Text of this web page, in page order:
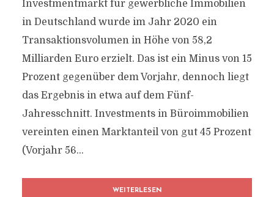
Investmentmarkt für gewerbliche Immobilien
in Deutschland wurde im Jahr 2020 ein
Transaktionsvolumen in Höhe von 58,2
Milliarden Euro erzielt. Das ist ein Minus von 15
Prozent gegenüber dem Vorjahr, dennoch liegt
das Ergebnis in etwa auf dem Fünf-
Jahresschnitt. Investments in Büroimmobilien
vereinten einen Marktanteil von gut 45 Prozent
(Vorjahr 56...
WEITERLESEN